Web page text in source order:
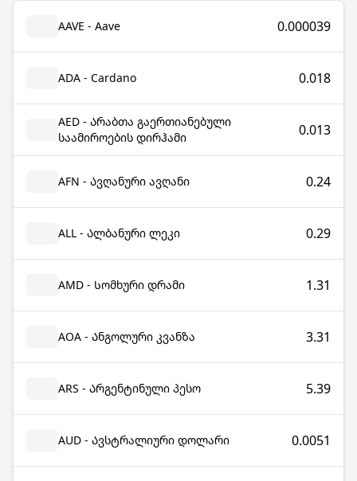
AAVE - Aave 0.000039
ADA - Cardano 0.018
AED - Არაბთა გაერთიანებული
საამიროების დირჰამი
0.013
AFN - Ავღანური ავღანი 0.24
ALL - Ალბანური ლეკი 0.29
AMD - Სომხური დრამი 1.31
AOA - Ანგოლური კვანზა 3.31
ARS - Არგენტინული პესო 5.39
AUD - Ავსტრალიური დოლარი 0.0051